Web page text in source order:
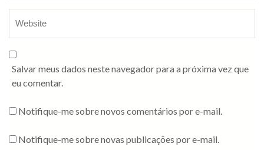
Salvar meus dados neste navegador para a próxima vez que
eu comentar.
Notifique-me sobre novos comentários por e-mail.
Notifique-me sobre novas publicações por e-mail.